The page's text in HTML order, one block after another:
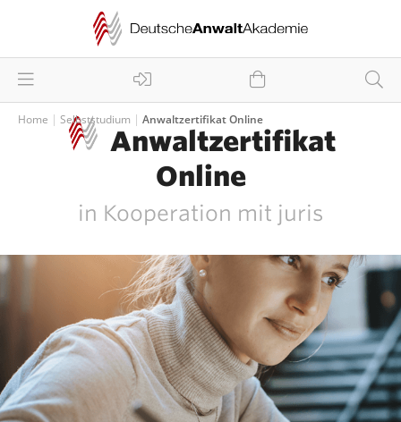
Home Selbststudium Anwaltzertifikat Online
Anwaltzertifikat
Online
in Kooperation mit juris